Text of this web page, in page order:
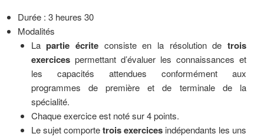
Durée : 3 heures 30
Modalités
Lapartie écriteconsiste en la résolution de trois
exercicespermettant d’évaluer les connaissances et
les capacités attendues conformément aux
programmes de première et de terminale de la
spécialité.
Chaque exercice est noté sur 4 points.
Le sujet comportetrois exercicesindépendants les uns